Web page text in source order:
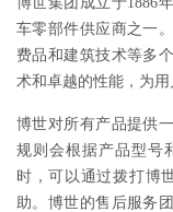
车零部件供应商之一
费品和建筑技术等多
术和卓越的性能，为用
博世对所有产品提供
规则会根据产品型号
时，可以通过拨打博
助。博世的售后服务